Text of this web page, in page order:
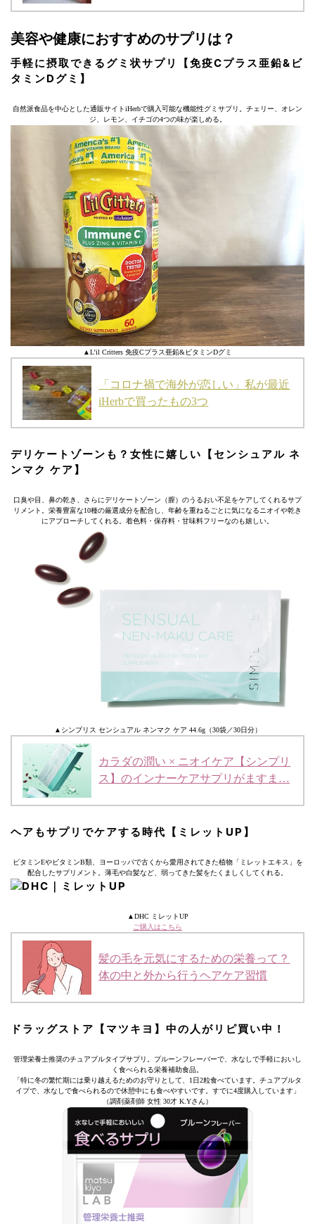
美容や健康におすすめのサプリは？
手軽に摂取できるグミ状サプリ【免疫Cプラス亜鉛&ビ
タミンDグミ】
自然派食品を中心とした通販サイトiHerbで購入可能な機能性グミサプリ。チェリー、オレン
ジ、レモン、イチゴの4つの味が楽しめる。
▲L’il Critters 免疫Cプラス亜鉛&ビタミンDグミ
「コロナ禍で海外が恋しい」私が最近
iHerbで買ったもの3つ
デリケートゾーンも？女性に嬉しい【センシュアル ネ
ンマク ケア】
口臭や目、鼻の乾き、さらにデリケートゾーン（膣）のうるおい不足をケアしてくれるサプ
リメント。栄養豊富な10種の厳選成分を配合し、年齢を重ねるごとに気になるニオイや乾き
にアプローチしてくれる。着色料・保存料・甘味料フリーなのも嬉しい。
▲シンプリス センシュアル ネンマク ケア 44.6g（30袋／30日分）
カラダの潤い × ニオイケア【シンプリ
ス】のインナーケアサプリがますま…
ヘアもサプリでケアする時代【ミレットUP】
ビタミンEやビタミンB類、ヨーロッパで古くから愛用されてきた植物「ミレットエキス」を
配合したサプリメント。薄毛や白髪など、弱ってきた髪をたくましくしてくれる。
▲DHC ミレットUP
ご購入はこちら
髪の毛を元気にするための栄養って？
体の中と外から行うヘアケア習慣
ドラッグストア【マツキヨ】中の人がリピ買い中！
管理栄養士推奨のチュアブルタイプサプリ。プルーンフレーバーで、水なしで手軽においし
く食べられる栄養補助食品。
「特に冬の繁忙期には乗り越えるためのお守りとして、1日2粒食べています。チュアブルタ
イプで、水なしで食べられるので休憩中にも食べやすいです。すでに4度購入しています」
（調剤薬剤師 女性 30才 K.Yさん）